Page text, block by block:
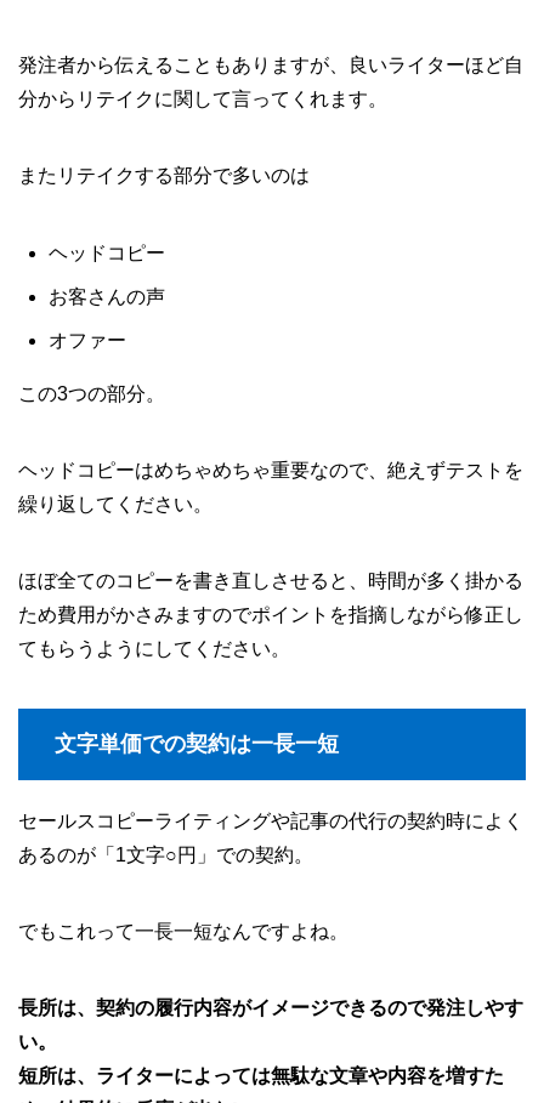
発注者から伝えることもありますが、良いライターほど自
分からリテイクに関して言ってくれます。
またリテイクする部分で多いのは
ヘッドコピー
お客さんの声
オファー
この3つの部分。
ヘッドコピーはめちゃめちゃ重要なので、絶えずテストを
繰り返してください。
ほぼ全てのコピーを書き直しさせると、時間が多く掛かる
ため費用がかさみますのでポイントを指摘しながら修正し
てもらうようにしてください。
文字単価での契約は一長一短
セールスコピーライティングや記事の代行の契約時によく
あるのが「1文字○円」での契約。
でもこれって一長一短なんですよね。
長所は、契約の履行内容がイメージできるので発注しやす
い。
短所は、ライターによっては無駄な文章や内容を増すた